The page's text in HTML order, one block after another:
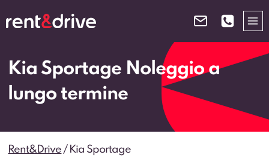
al
Kia Sportage Noleggio a
lungo termine
Rent&Drive / Kia Sportage